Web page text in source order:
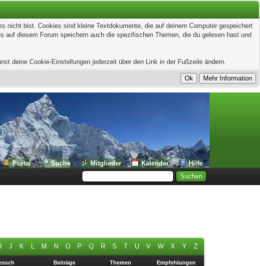
nicht bist. Cookies sind kleine Textdokumente, die auf deinem Computer gespeichert
diesem Forum speichern auch die spezifischen Themen, die du gelesen hast und
deine Cookie-Einstellungen jederzeit über den Link in der Fußzeile ändern.
Portal Suche Mitglieder Kalender
Hilfe
J K L M N O P Q R S T U V W X Y Z
Beiträge Themen Empfehlungen